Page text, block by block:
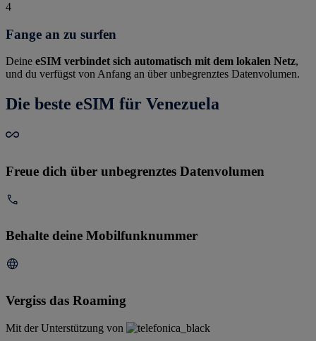
4
Fange an zu surfen
Deine eSIM verbindet sich automatisch mit dem lokalen Netz,
und du verfügst von Anfang an über unbegrenztes Datenvolumen.
Die beste eSIM für Venezuela
Freue dich über unbegrenztes Datenvolumen
Behalte deine Mobilfunknummer
Vergiss das Roaming
Mit der Unterstützung von